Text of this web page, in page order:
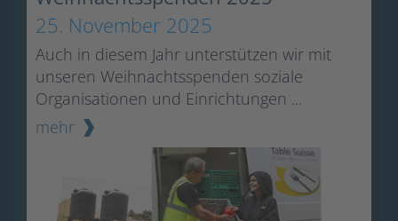
25. November 2025
Auch in diesem Jahr unterstützen wir mit
unseren Weihnachtsspenden soziale
Organisationen und Einrichtungen ...
mehr